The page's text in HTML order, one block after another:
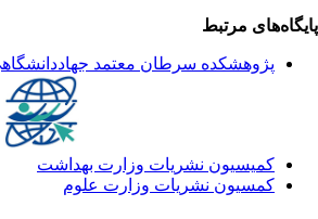
مرتبط
پژوهشکده سرطان معتمد جهاددانشگاهی
کمیسیون نشریات وزارت بهداشت
کمسیون نشریات وزارت علوم